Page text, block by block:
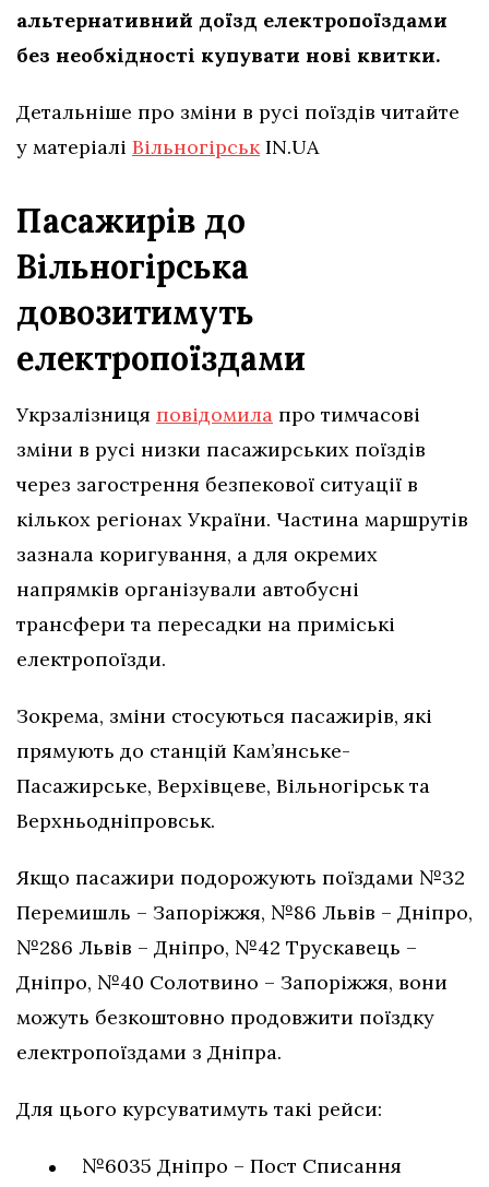
альтернативний доїзд електропоїздами
без необхідності купувати нові квитки.
Детальніше про зміни в русі поїздів читайте
у матеріалі ВільногірськIN.UA
Пасажирів до
Вільногірська
довозитимуть
електропоїздами
Укрзалізниця повідомила про тимчасові
зміни в русі низки пасажирських поїздів
через загострення безпекової ситуації в
кількох регіонах України. Частина маршрутів
зазнала коригування, а для окремих
напрямків організували автобусні
трансфери та пересадки на приміські
електропоїзди.
Зокрема, зміни стосуються пасажирів, які
прямують до станцій Кам’янське-
Пасажирське, Верхівцеве, Вільногірськ та
Верхньодніпровськ.
Якщо пасажири подорожують поїздами №32
Перемишль – Запоріжжя, №86 Львів – Дніпро,
№286 Львів – Дніпро, №42 Трускавець –
Дніпро, №40 Солотвино – Запоріжжя, вони
можуть безкоштовно продовжити поїздку
електропоїздами з Дніпра.
Для цього курсуватимуть такі рейси:
№6035 Дніпро – Пост Списання